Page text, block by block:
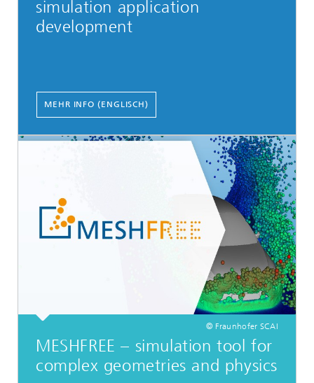
simulation application
development
MEHR INFO (ENGLISCH)
© Fraunhofer SCAI
MESHFREE – simulation tool for
complex geometries and physics